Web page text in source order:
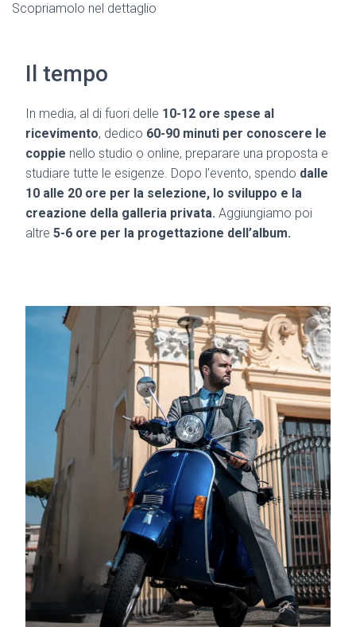
Scopriamolo nel dettaglio
Il tempo
In media, al di fuori delle 10-12 ore spese al
ricevimento, dedico 60-90 minuti per conoscere le
coppie nello studio o online, preparare una proposta e
studiare tutte le esigenze. Dopo l’evento, spendo dalle
10 alle 20 ore per la selezione, lo sviluppo e la
creazione della galleria privata. Aggiungiamo poi
altre 5-6 ore per la progettazione dell’album.